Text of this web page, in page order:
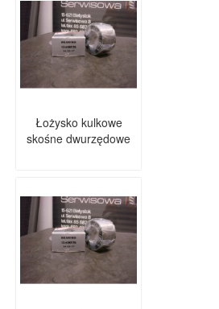
Łożysko kulkowe
skośne dwurzędowe